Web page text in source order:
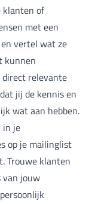
klanten of
met een
vertel wat ze
kunnen
direct relevante
jij de kennis en
wat aan hebben.
in je
op je mailinglist
Trouwe klanten
van jouw